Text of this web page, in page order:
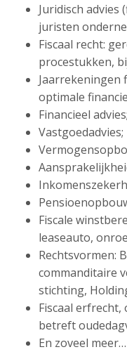
Juridisch advies
juristen
Fiscaal recht:
procestukken,
Jaarrekeningen
optimale
Financieel advies;
Vastgoedadvies;
Fiscale
leaseauto,
Rechtsvormen:
commanditaire
stichting,
Fiscaal erfrecht,
betreft
En zoveel meer…